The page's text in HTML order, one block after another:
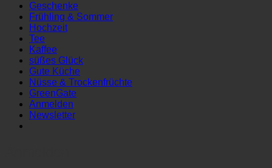
Geschenke
Frühling & Sommer
Hochzeit
Tee
Kaffee
süßes Glück
Gute Küche
Nüsse & Trockenfrüchte
GreenGate
Anmelden
Newsletter